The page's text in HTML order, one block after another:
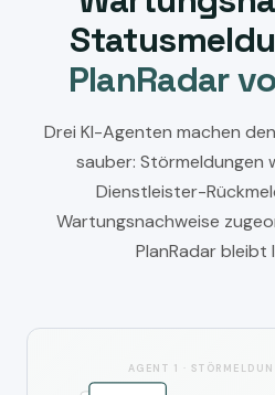
PlanRadar
Drei KI-Agenten machen
sauber: Störmeldungen
Dienstleister-
Wartungsnachweise
PlanRadar bleibt
AGENT 1 ·